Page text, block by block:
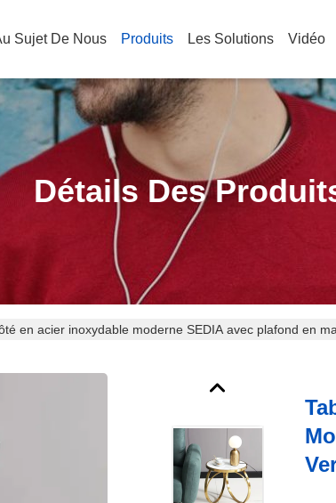
Sujet De Nous Produits Les Solutions Vidéo
Détails Des
en acier inoxydable moderne SEDIA avec plafond en